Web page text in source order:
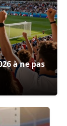
à ne pas